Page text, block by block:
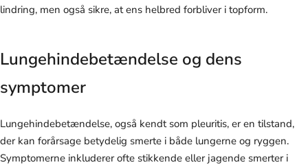
lindring, men også sikre, at ens helbred forbliver i topform.
Lungehindebetændelse og dens
symptomer
Lungehindebetændelse, også kendt som pleuritis, er en tilstand,
der kan forårsage betydelig smerte i både lungerne og ryggen.
Symptomerne inkluderer ofte stikkende eller jagende smerter i